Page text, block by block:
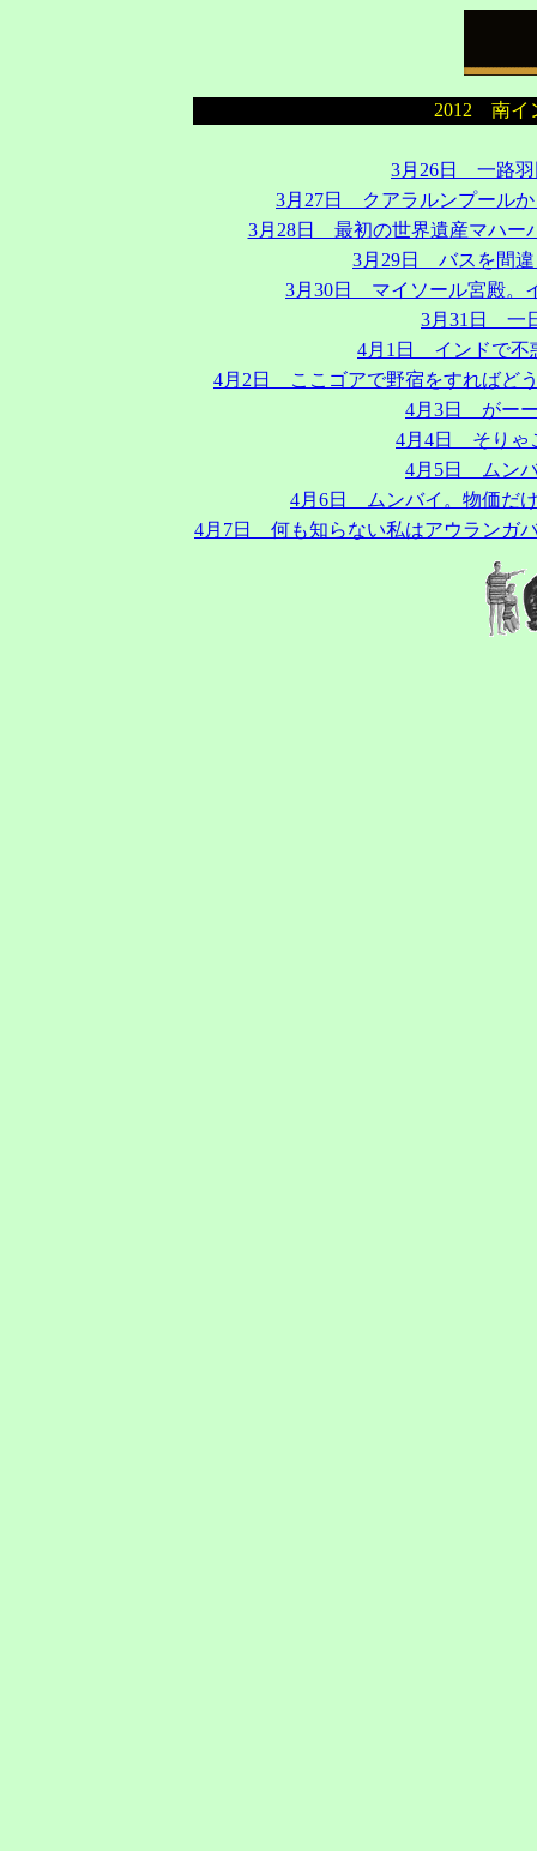
2012 南イ
3月26日 一路羽
3月27日 クアラルンプール
3月28日 最初の世界遺産マハー
3月29日 バスを間違
3月30日 マイソール宮殿。
3月31日 一
4月1日 インドで不
4月2日 ここゴアで野宿をすればど
4月3日 がー
4月4日 そりゃ
4月5日 ムン
4月6日 ムンバイ。物価だ
4月7日 何も知らない私はアウランガ